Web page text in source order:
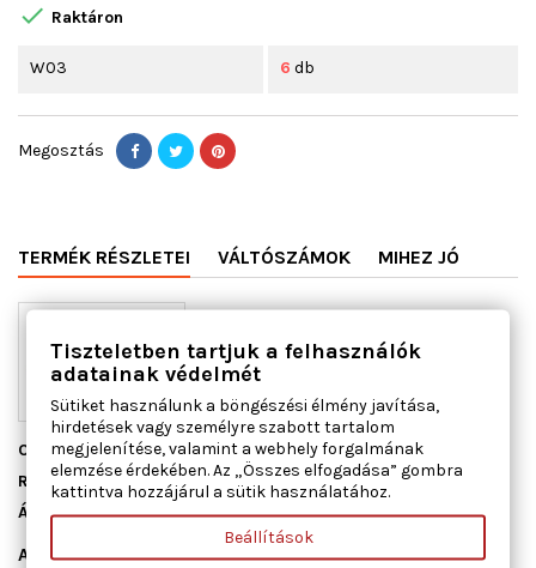
 Raktáron
W03 6 db
Megosztás
TERMÉK RÉSZLETEI VÁLTÓSZÁMOK MIHEZ JÓ
Cikkszám01.5111
Raktáron6 db
ÁllapotÚj
Adatlap
Tiszteletben tartjuk a felhasználók
adatainak védelmét
Sütiket használunk a böngészési élmény javítása,
hirdetések vagy személyre szabott tartalom
megjelenítése, valamint a webhely forgalmának
elemzése érdekében. Az „Összes elfogadása” gombra
kattintva hozzájárul a sütik használatához.
Beállítások